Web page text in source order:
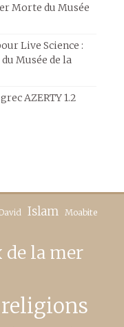
Morte du Musée
Live Science :
Musée de la
AZERTY 1.2
Islam Moabite
de la mer
religions